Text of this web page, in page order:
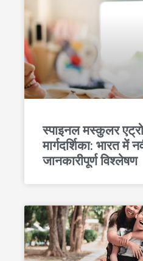
स्पाइनल मस्कुलर
मार्गदर्शिका: भारत
जानकारीपूर्ण विश्लेषण